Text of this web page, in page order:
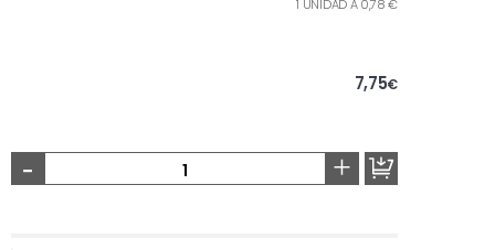
1 UNIDAD A 0,78 €
7,75€
- +